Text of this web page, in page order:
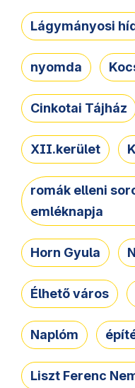
Lágymányosi
nyomda
Cinkotai Tájház
XII.kerület
romák elleni
emléknapja
Horn Gyula
Élhető város
Naplóm
Liszt Ferenc